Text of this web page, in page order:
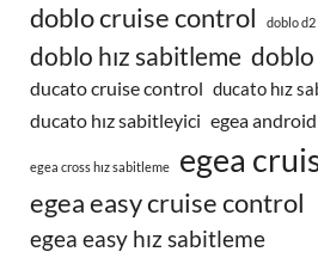
doblo cruise control doblo d2
doblo hız sabitleme doblo
ducato cruise control ducato hız
ducato hız sabitleyici egea
egea cross hız sabitleme egea
egea easy cruise control
egea easy hız sabitleme